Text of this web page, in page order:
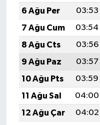
6 Ağu Per
03:53
7 Ağu Cum
03:54
8 Ağu Cts
03:56
9 Ağu Paz
03:57
10 Ağu Pts
03:59
11 Ağu Sal
04:00
12 Ağu Çar
04:02